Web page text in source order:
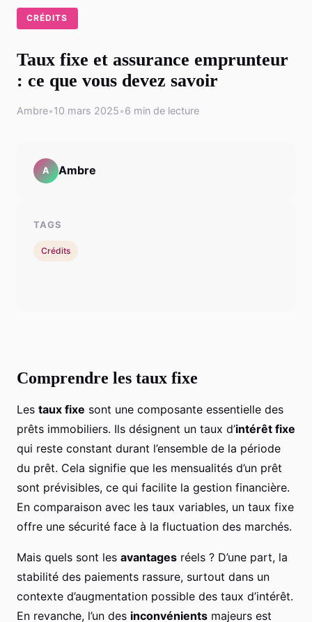
CRÉDITS
Taux fixe et assurance emprunteur
: ce que vous devez savoir
Ambre•10 mars 2025•6 min de lecture
Comprendre les taux fixe
Les taux fixe sont une composante essentielle des
prêts immobiliers. Ils désignent un taux d’intérêt fixe
qui reste constant durant l’ensemble de la période
du prêt. Cela signifie que les mensualités d’un prêt
sont prévisibles, ce qui facilite la gestion financière.
En comparaison avec les taux variables, un taux fixe
offre une sécurité face à la fluctuation des marchés.
Mais quels sont les avantages réels ? D’une part, la
stabilité des paiements rassure, surtout dans un
contexte d’augmentation possible des taux d’intérêt.
En revanche, l’un des inconvénients majeurs est
A Ambre
TAGS
Crédits